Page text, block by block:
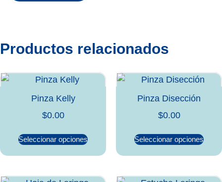
Productos relacionados
Pinza Kelly
$0.00
Seleccionar opciones
Pinza Disección
$0.00
Seleccionar opciones